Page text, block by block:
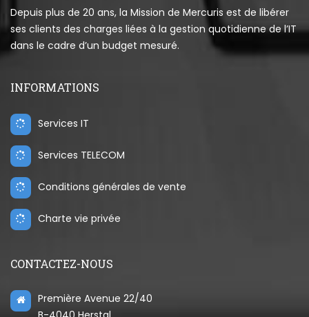
Depuis plus de 20 ans, la Mission de Mercuris est de libérer
ses clients des charges liées à la gestion quotidienne de l’IT
dans le cadre d’un budget mesuré.
INFORMATIONS
Services IT
Services TELECOM
Conditions générales de vente
Charte vie privée
CONTACTEZ-NOUS
Première Avenue 22/40